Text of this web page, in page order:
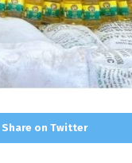
Share on Twitter